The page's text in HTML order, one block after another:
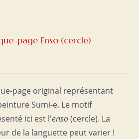
page Enso (cercle)
page original représentant
Sumi-e. Le motif
ici est l'enso(cercle). La
de la languette peut varier !